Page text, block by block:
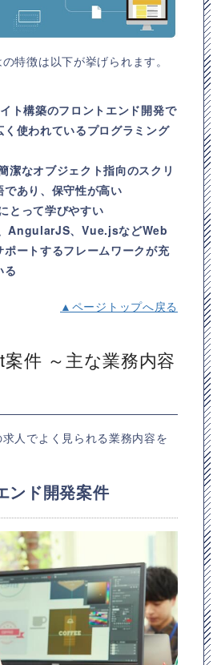
特徴は以下が挙げられます。
ト構築のフロントエンド開発で
く使われているプログラミング
潔なオブジェクト指向のスクリ
であり、保守性が高い
とって学びやすい
AngularJS、Vue.jsなどWeb
ポートするフレームワークが充
る
▲ページトップへ戻る
件 ～主な業務内容
人でよく見られる業務内容を
ンド開発案件